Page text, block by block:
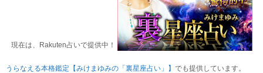
現在は、Rakuten占いで提供中！
うらなえる本格鑑定【みけまゆみの「裏星座占い」】 でも提供しています。